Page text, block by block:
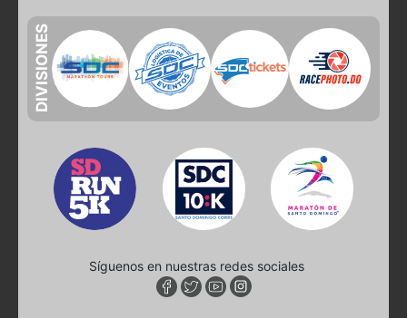
DIVISIONES
Síguenos en nuestras redes sociales